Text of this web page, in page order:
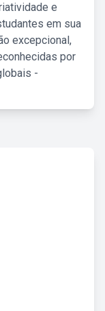
e
em sua
excepcional,
por
-